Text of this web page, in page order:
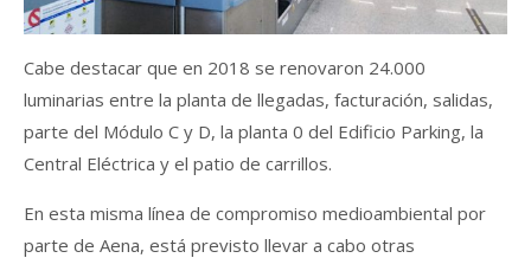
Cabe destacar que en 2018 se renovaron 24.000
luminarias entre la planta de llegadas, facturación, salidas,
parte del Módulo C y D, la planta 0 del Edificio Parking, la
Central Eléctrica y el patio de carrillos.
En esta misma línea de compromiso medioambiental por
parte de Aena, está previsto llevar a cabo otras